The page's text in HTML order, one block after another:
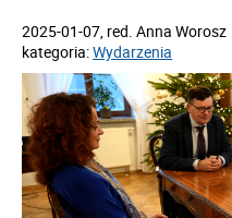
2025-01-07, red. Anna Worosz
kategoria:Wydarzenia